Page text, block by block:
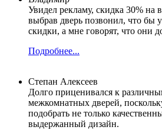
Увидел рекламу, скидка 30% на
выбрав дверь позвонил, что бы
скидки, а мне говорят, что они
Подробнее...
Степан Алексеев
Долго приценивался к
межкомнатных дверей,
подобрать не только
выдержанный дизайн.